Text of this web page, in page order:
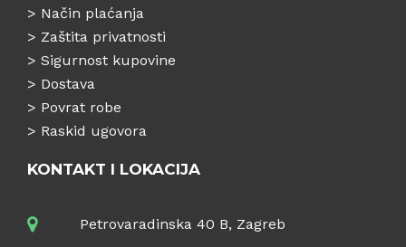
> Način plaćanja
> Zaštita privatnosti
> Sigurnost kupovine
> Dostava
> Povrat robe
> Raskid ugovora
KONTAKT I LOKACIJA
Petrovaradinska 40 B, Zagreb